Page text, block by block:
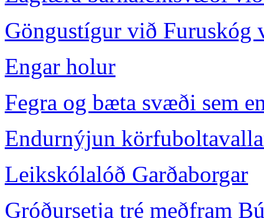
Göngustígur við Furuskóg
Engar holur
Fegra og bæta svæði sem
Endurnýjun
Leikskólalóð Garðaborgar
Gróðursetja tré meðfram